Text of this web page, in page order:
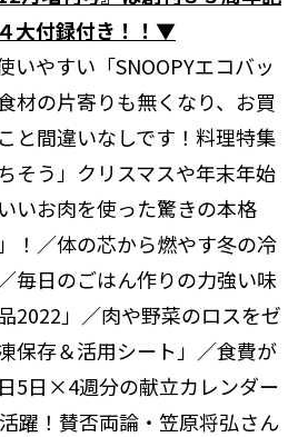
大付録付き！！▼
いやすい「SNOOPYエコバッ
材の片寄りも無くなり、お買
と間違いなしです！料理特集
そう」クリスマスや年末年始
いお肉を使った驚きの本格
！／体の芯から燃やす冬の冷
毎日のごはん作りの力強い味
2022」／肉や野菜のロスをゼ
保存＆活用シート」／食費が
5日×4週分の献立カレンダー
躍！賛否両論・笠原将弘さん